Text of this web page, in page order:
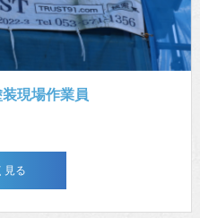
装現場作業員
見る